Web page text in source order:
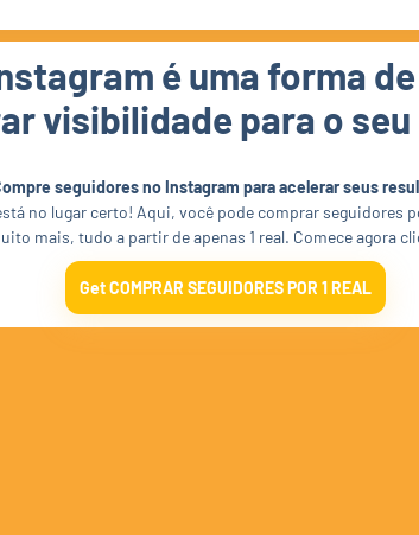
é uma forma
visibilidade para o
seguidores no Instagram para acelerar seus
no lugar certo! Aqui, você pode comprar
mais, tudo a partir de apenas 1 real. Comece agora
Get COMPRAR SEGUIDORES POR 1 REAL